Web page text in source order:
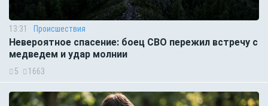
13:31 Происшествия
Невероятное спасение: боец СВО пережил встречу с
медведем и удар молнии
5 1663